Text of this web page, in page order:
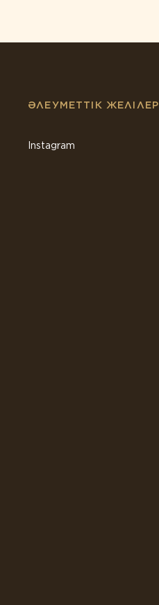
ӘЛЕУМЕТТІК ЖЕЛІЛЕР
Instagram